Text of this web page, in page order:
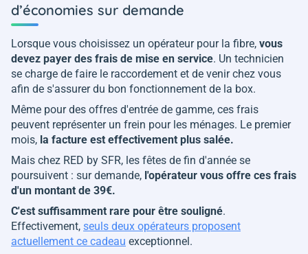
d’économies sur demande
Lorsque vous choisissez un opérateur pour la fibre, vous
devez payer des frais de mise en service. Un technicien
se charge de faire le raccordement et de venir chez vous
afin de s'assurer du bon fonctionnement de la box.
Même pour des offres d'entrée de gamme, ces frais
peuvent représenter un frein pour les ménages. Le premier
mois, la facture est effectivement plus salée.
Mais chez RED by SFR, les fêtes de fin d'année se
poursuivent : sur demande, l'opérateur vous offre ces frais
d'un montant de 39€.
C'est suffisamment rare pour être souligné.
Effectivement, seuls deux opérateurs proposent
actuellement ce cadeau exceptionnel.